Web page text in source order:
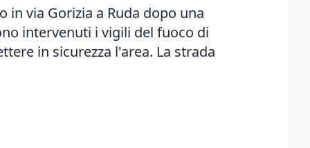
via Gorizia a Ruda dopo una
intervenuti i vigili del fuoco di
in sicurezza l'area. La strada